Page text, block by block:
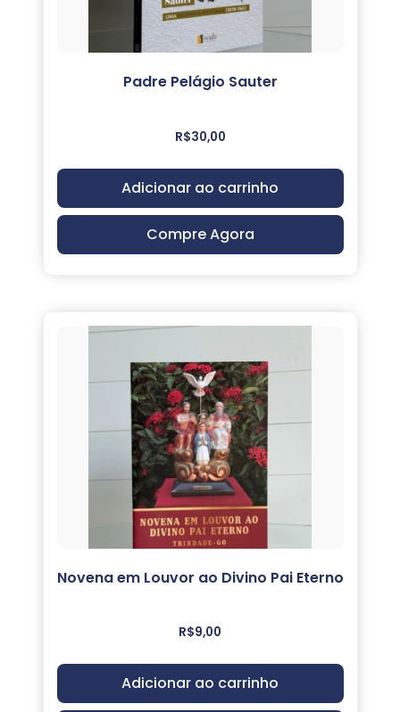
Padre Pelágio Sauter
R$30,00
Adicionar ao carrinho
Compre Agora
Novena em Louvor ao Divino Pai Eterno
R$9,00
Adicionar ao carrinho